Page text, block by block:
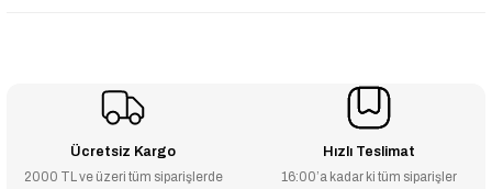
Ücretsiz Kargo
2000 TL ve üzeri tüm siparişlerde
Hızlı Teslimat
16:00’a kadar ki tüm siparişler